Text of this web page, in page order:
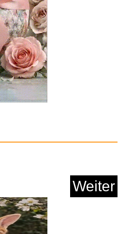
Weiter